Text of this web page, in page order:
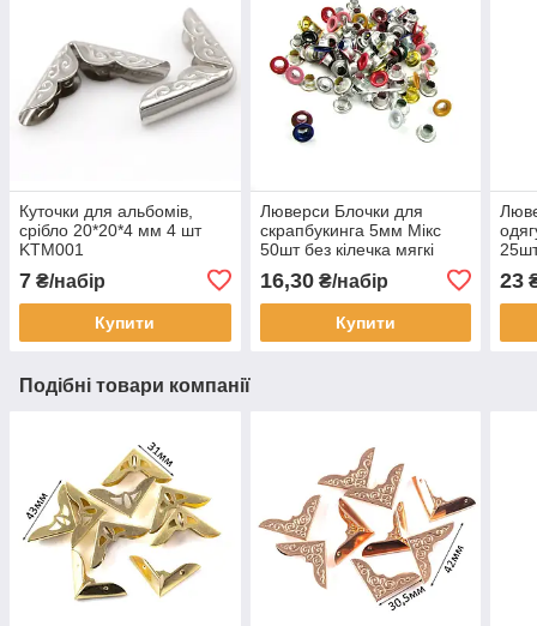
Куточки для альбомів,
срібло 20*20*4 мм 4 шт
KTM001
7 ₴/набір
Купити
Люверси Блочки для
скрапбукинга 5мм Мікс
50шт без кілечка мягкі
16,30₴/набір
Купити
23
Подібні товари компанії